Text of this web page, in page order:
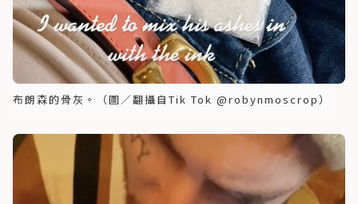
布朗森的骨灰。（圖／翻攝自Tik Tok @robynmoscrop）